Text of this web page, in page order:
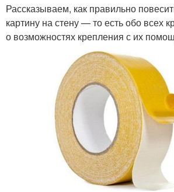
Рассказываем, как правильно
картину на стену — то есть обо всех
о возможностях крепления с их